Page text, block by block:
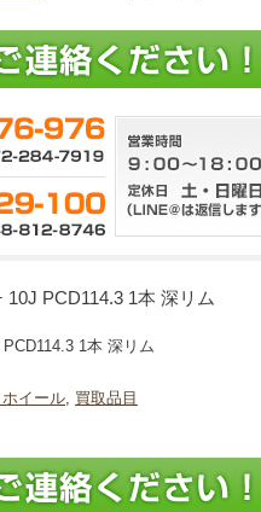
PCD114.3 1本 深リム
1本 深リム
イール, 買取品目